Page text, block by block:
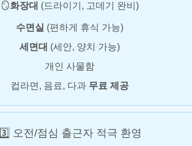
🪞화장대 (드라이기, 고데기 완비)
수면실 (편하게 휴식 가능)
세면대 (세안, 양치 가능)
개인 사물함
컵라면, 음료, 다과 무료 제공
3️⃣ 오전/점심 출근자 적극 환영